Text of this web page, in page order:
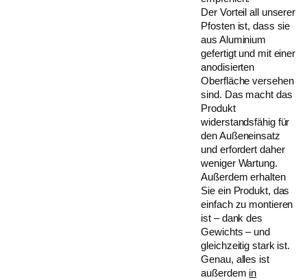
Der Vorteil all unserer
Pfosten ist, dass sie
aus Aluminium
gefertigt und mit einer
anodisierten
Oberfläche versehen
sind. Das macht das
Produkt
widerstandsfähig für
den Außeneinsatz
und erfordert daher
weniger Wartung.
Außerdem erhalten
Sie ein Produkt, das
einfach zu montieren
ist – dank des
Gewichts – und
gleichzeitig stark ist.
Genau, alles ist
außerdem in